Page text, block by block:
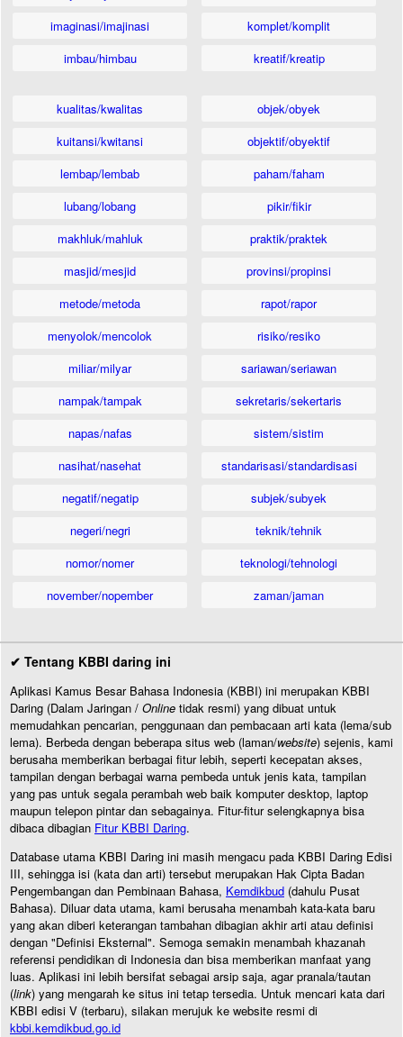
imaginasi/imajinasi
imbau/himbau
komplet/komplit
kreatif/kreatip
kualitas/kwalitas
kuitansi/kwitansi
lembap/lembab
lubang/lobang
makhluk/mahluk
masjid/mesjid
metode/metoda
menyolok/mencolok
miliar/milyar
nampak/tampak
napas/nafas
nasihat/nasehat
negatif/negatip
negeri/negri
nomor/nomer
november/nopember
objek/obyek
objektif/obyektif
paham/faham
pikir/fikir
praktik/praktek
provinsi/propinsi
rapot/rapor
risiko/resiko
sariawan/seriawan
sekretaris/sekertaris
sistem/sistim
standarisasi/standardisasi
subjek/subyek
teknik/tehnik
teknologi/tehnologi
zaman/jaman
✔ Tentang KBBI daring ini
Aplikasi Kamus Besar Bahasa Indonesia (KBBI) ini merupakan KBBI
Daring (Dalam Jaringan / Online tidak resmi) yang dibuat untuk
memudahkan pencarian, penggunaan dan pembacaan arti kata (lema/sub
lema). Berbeda dengan beberapa situs web (laman/website) sejenis, kami
berusaha memberikan berbagai fitur lebih, seperti kecepatan akses,
tampilan dengan berbagai warna pembeda untuk jenis kata, tampilan
yang pas untuk segala perambah web baik komputer desktop, laptop
maupun telepon pintar dan sebagainya. Fitur-fitur selengkapnya bisa
dibaca dibagian Fitur KBBI Daring.
Database utama KBBI Daring ini masih mengacu pada KBBI Daring Edisi
III, sehingga isi (kata dan arti) tersebut merupakan Hak Cipta Badan
Pengembangan dan Pembinaan Bahasa, Kemdikbud (dahulu Pusat
Bahasa). Diluar data utama, kami berusaha menambah kata-kata baru
yang akan diberi keterangan tambahan dibagian akhir arti atau definisi
dengan "Definisi Eksternal". Semoga semakin menambah khazanah
referensi pendidikan di Indonesia dan bisa memberikan manfaat yang
luas. Aplikasi ini lebih bersifat sebagai arsip saja, agar pranala/tautan
(link) yang mengarah ke situs ini tetap tersedia. Untuk mencari kata dari
KBBI edisi V (terbaru), silakan merujuk ke website resmi di
kbbi.kemdikbud.go.id